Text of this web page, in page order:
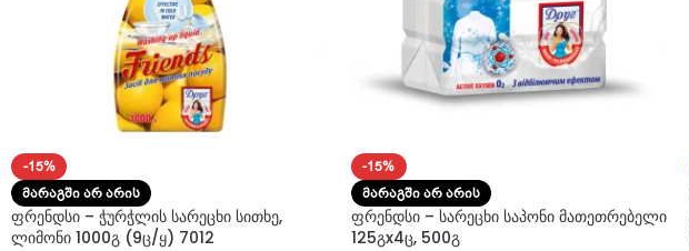
-15%
ᲛᲐᲠᲐᲒᲨᲘ ᲐᲠ ᲐᲠᲘᲡ
ფრენდსი – ჭურჭლის სარეცხი სითხე,
ლიმონი 1000გ (9ც/ყ) 7012
-15%
ᲛᲐᲠᲐᲒᲨᲘ ᲐᲠ ᲐᲠᲘᲡ
ფრენდსი – სარეცხი საპონი მათეთრებელი
125გx4ც, 500გ